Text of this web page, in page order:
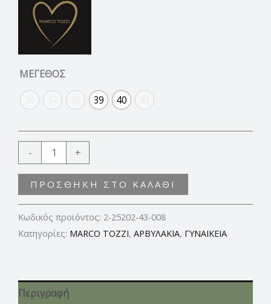
ΜΕΓΕΘΟΣ
39 40
- +
ΠΡΟΣΘΉΚΗ ΣΤΟ ΚΑΛΆΘΙ
Κωδικός προϊόντος: 2-25202-43-008
Κατηγορίες: MARCO TOZZI, ΑΡΒΥΛΑΚΙΑ, ΓΥΝΑΙΚΕΙΑ
Περιγραφή